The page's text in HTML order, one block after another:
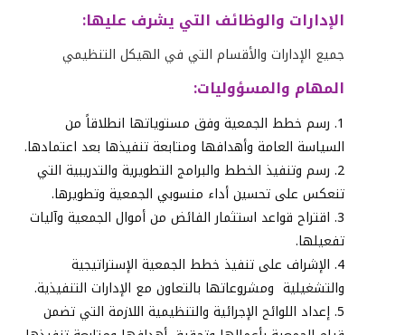
الإدارات والوظائف التي يشرف عليها:
جميع الإدارات والأقسام التي في الهيكل التنظيمي
المهام والمسؤوليات:
رسم خطط الجمعية وفق مستوياتها انطلاقاً من
السياسة العامة وأهدافها ومتابعة تنفيذها بعد اعتمادها.
رسم وتنفيذ الخطط والبرامج التطويرية والتدريبية التي
تنعكس على تحسين أداء منسوبي الجمعية وتطويرها.
اقتراح قواعد استثمار الفائض من أموال الجمعية وآليات
تفعيلها.
الإشراف على تنفيذ خطط الجمعية الإستراتيجية
والتشغيلية ومشروعاتها بالتعاون مع الإدارات التنفيذية.
إعداد اللوائح الإجرائية والتنظيمية اللازمة التي تضمن